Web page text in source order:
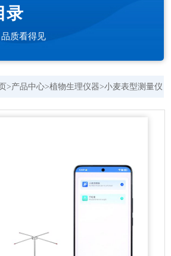
录
质看得见
>产品中心>植物生理仪器>小麦表型测量仪